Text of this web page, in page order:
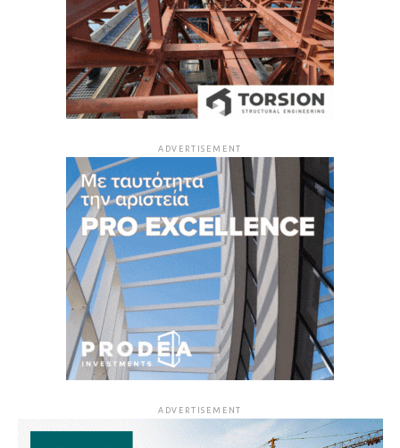
ADVERTISEMENT
ADVERTISEMENT